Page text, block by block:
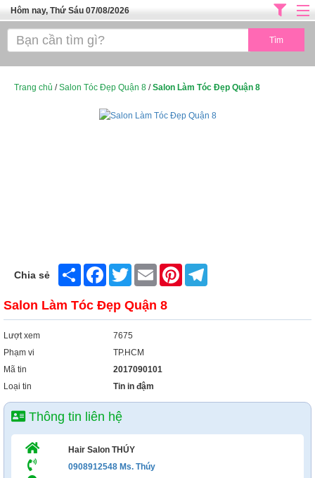
Hôm nay, Thứ Sáu 07/08/2026
Trang chủ
SPA TPHCM
Trang chủ /Salon Tóc Đẹp Quận 8 /Salon Làm Tóc Đẹp Quận 8
Chia sẻ Share FacebookTwitter Email Pinterest
Salon Làm Tóc Đẹp Quận 8
Lượt xem
7675
Phạm vi
TP.HCM
Mã tin
2017090101
Loại tin
Tin in đậm
Thông tin liên hệ
Hair Salon THÚY
0908912548 Ms. Thúy